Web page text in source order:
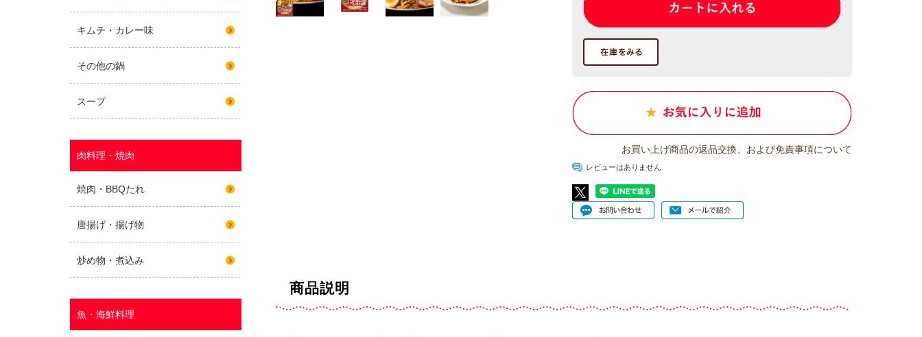
お買い上げ商品の返品交換、および免責事項について
レビューはありません
商品説明